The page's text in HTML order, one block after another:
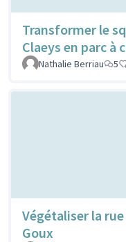
Transformer le
Claeys en parc à
Nathalie Berriau
5
Végétaliser la
Goux